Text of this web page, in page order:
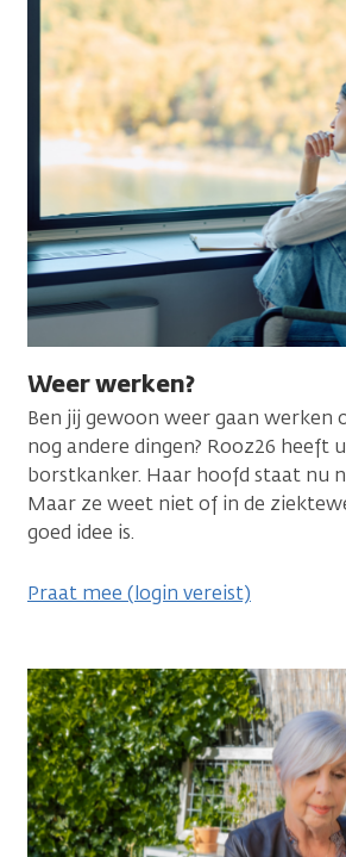
Weer werken?
Ben jij gewoon weer gaan werken
nog andere dingen? Rooz26 heeft
borstkanker. Haar hoofd staat nu
Maar ze weet niet of in de
goed idee is.
Praat mee (login vereist)